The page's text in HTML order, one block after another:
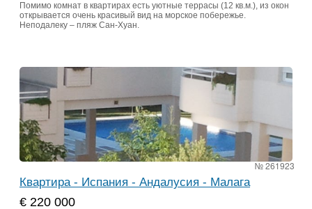
Помимо комнат в квартирах есть уютные террасы (12 кв.м.), из окон
открывается очень красивый вид на морское побережье.
Неподалеку – пляж Сан-Хуан.
№ 261923
Квартира - Испания - Андалусия - Малага
€ 220 000